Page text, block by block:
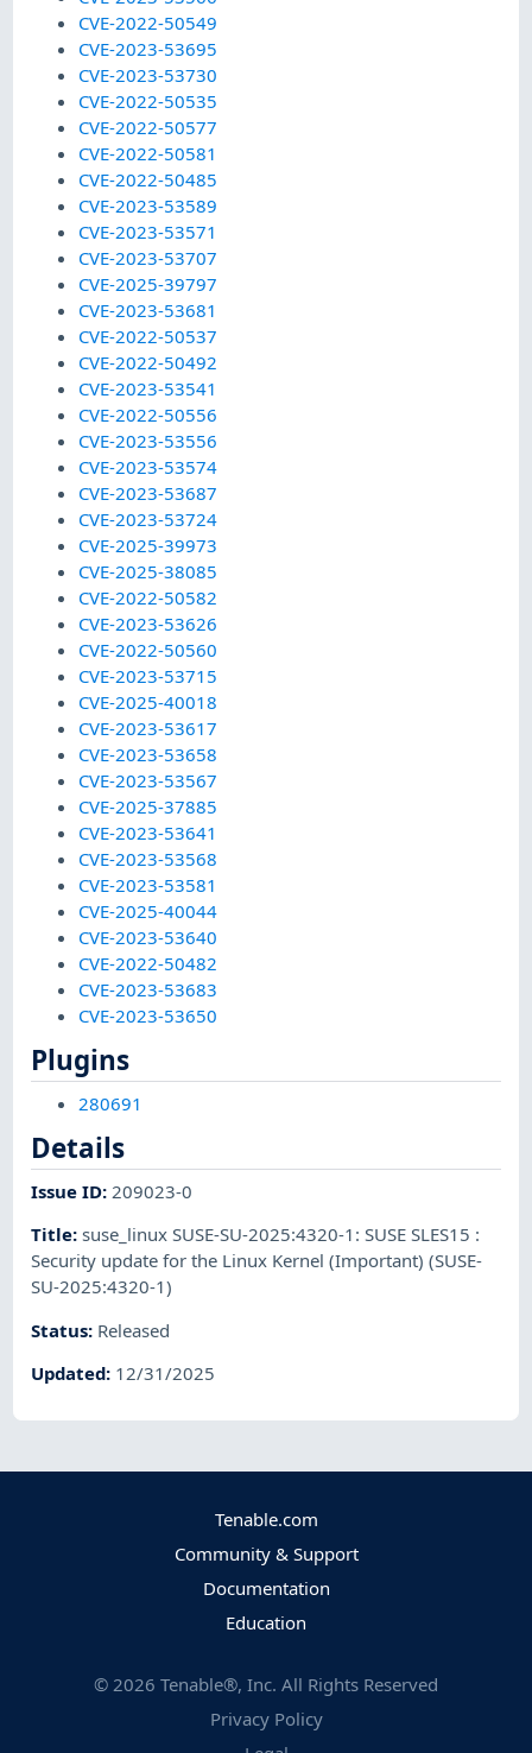
CVE-2022-50549
CVE-2023-53695
CVE-2023-53730
CVE-2022-50535
CVE-2022-50577
CVE-2022-50581
CVE-2022-50485
CVE-2023-53589
CVE-2023-53571
CVE-2023-53707
CVE-2025-39797
CVE-2023-53681
CVE-2022-50537
CVE-2022-50492
CVE-2023-53541
CVE-2022-50556
CVE-2023-53556
CVE-2023-53574
CVE-2023-53687
CVE-2023-53724
CVE-2025-39973
CVE-2025-38085
CVE-2022-50582
CVE-2023-53626
CVE-2022-50560
CVE-2023-53715
CVE-2025-40018
CVE-2023-53617
CVE-2023-53658
CVE-2023-53567
CVE-2025-37885
CVE-2023-53641
CVE-2023-53568
CVE-2023-53581
CVE-2025-40044
CVE-2023-53640
CVE-2022-50482
CVE-2023-53683
CVE-2023-53650
Plugins
280691
Details
Issue ID: 209023-0
Title:suse_linux SUSE-SU-2025:4320-1: SUSE SLES15 :
Security update for the Linux Kernel (Important) (SUSE-
SU-2025:4320-1)
Status: Released
Updated: 12/31/2025
Tenable.com
Community & Support
Documentation
Education
© 2026 Tenable®, Inc. All Rights Reserved
Privacy Policy